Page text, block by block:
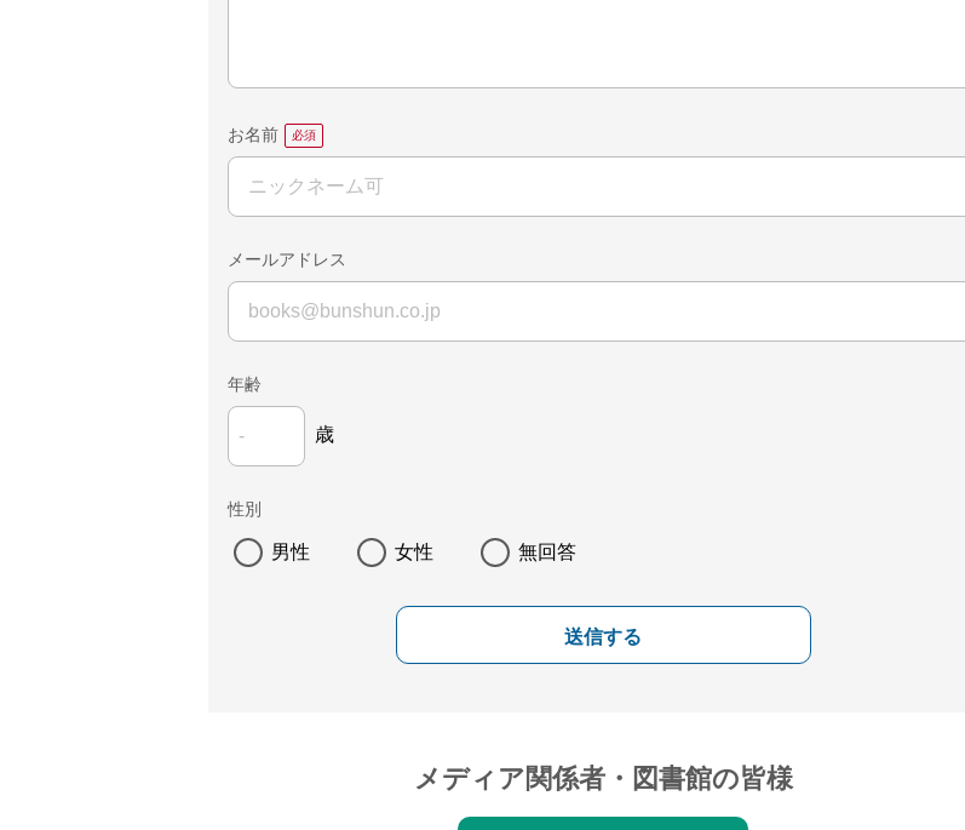
お名前
メールアドレス
年齢
歳
性別
男性 女性 無回答
送信する
メディア関係者・図書館の皆様